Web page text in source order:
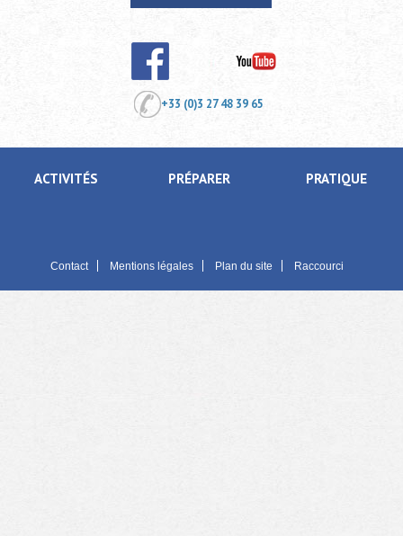
+33 (0)3 27 48 39 65
ACTIVITÉS PRÉPARER PRATIQUE
Contact Mentions légales Plan du site Raccourci